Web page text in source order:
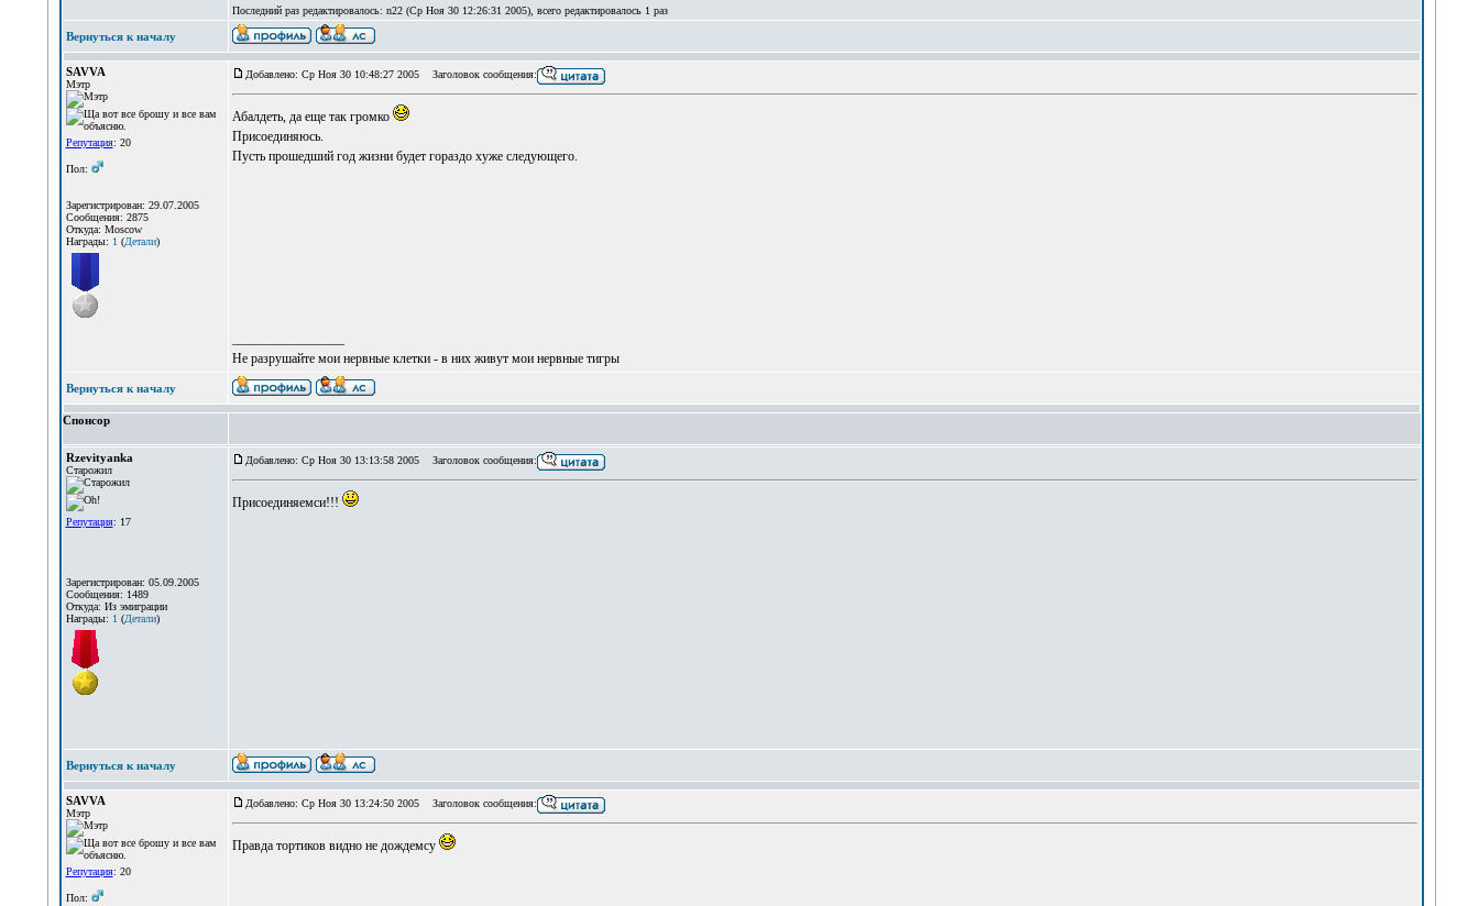
Последний раз редактировалось: n22 (Ср Ноя 30 12:26:31 2005), всего редактировалось 1 раз
Вернуться к началу
SAVVA
Мэтр
Репутация: 20
Пол:
Зарегистрирован: 29.07.2005
Сообщения: 2875
Откуда: Moscow
Награды: 1 (Детали)
Добавлено: Ср Ноя 30 10:48:27 2005 Заголовок сообщения:
Абалдеть, да еще так громко
Присоединяюсь.
Пусть прошедший год жизни будет гораздо хуже следующего.
Не разрушайте мои нервные клетки - в них живут мои нервные тигры
Вернуться к началу
Спонсор
Rzevityanka
Старожил
Репутация: 17
Зарегистрирован: 05.09.2005
Сообщения: 1489
Откуда: Из эмиграции
Награды: 1 (Детали)
Добавлено: Ср Ноя 30 13:13:58 2005 Заголовок сообщения:
Присоединяемси!!!
Вернуться к началу
SAVVA
Мэтр
Репутация: 20
Пол:
Добавлено: Ср Ноя 30 13:24:50 2005 Заголовок сообщения:
Правда тортиков видно не дождемсу